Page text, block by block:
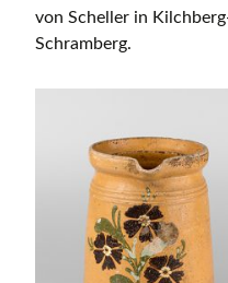
von Scheller in
Schramberg.